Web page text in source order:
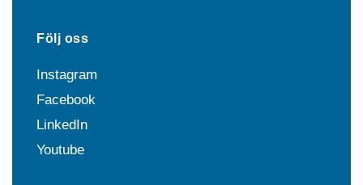
Följ oss
Instagram
Facebook
LinkedIn
Youtube